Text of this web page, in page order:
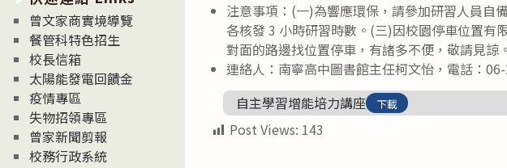
注意事項：(一)為響應環保，請參加研習人員自
各核發 3 小時研習時數。(三)因校園停車位置有
對面的路邊找位置停車，有諸多不便，敬請見諒。
連絡人：南寧高中圖書館主任柯文怡，電話：
自主學習增能培力講座
下載
Post Views: 143
息
News
曾文家商實境導覽
餐管科特色招生
校長信箱
太陽能發電回饋金
疫情專區
失物招領專區
曾家新聞剪報
校務行政系統